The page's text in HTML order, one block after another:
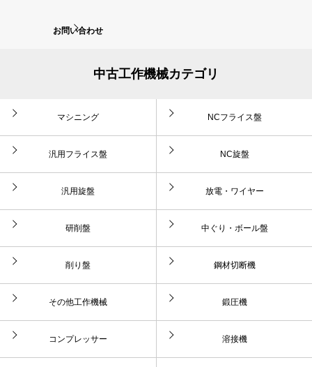
お問い合わせ
中古工作機械カテゴリ
マシニング NCフライス盤
汎用フライス盤 NC旋盤
汎用旋盤 放電・ワイヤー
研削盤 中ぐり・ボール盤
削り盤 鋼材切断機
その他工作機械 鍛圧機
コンプレッサー 溶接機